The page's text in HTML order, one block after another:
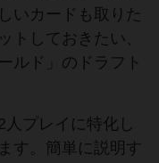
いカードも取りた
トしておきたい、
ルド」のドラフト
プレイに特化し
す。簡単に説明す